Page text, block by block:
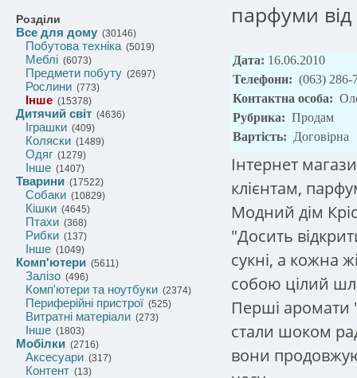
Розділи
Все для дому (30146)
Побутова техніка(5019)
Меблі (6073)
Предмети побуту (2697)
Рослини (773)
Інше (15378)
Дитячий світ (4636)
Іграшки (409)
Коляски (1489)
Одяг (1279)
Інше (1407)
Тварини (17522)
Собаки (10829)
Кішки (4645)
Птахи (368)
Рибки (137)
Інше (1049)
Комп'ютери (5611)
Залізо (496)
Комп'ютери та ноутбуки (2374)
Периферійні пристрої (525)
Витратні матеріали (273)
Інше (1803)
Мобілки (2716)
Аксесуари (317)
Контент (13)
парфуми
Дата: 16.06.2010
Телефони: (063) 286-
Контактна особа:
Рубрика: Продам
Вартість: Договірна
Інтернет
клієнтам,
Модний дім
"Досить
сукні, а кожна
собою цілий
Перші аромати
стали шоком
вони